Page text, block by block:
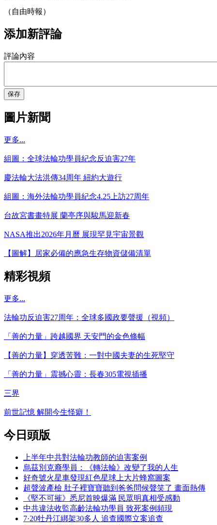
（自由時報）
添加新評論
評論內容
保存
圖片新聞
更多...
組圖：全球法輪功學員紀念反迫害27年
慶法輪大法洪傳34周年 紐約大遊行
組圖：海外法輪功學員紀念4.25上訪27周年
台故宮書畫特展 蘭亭序與駿馬迎新春
NASA推出2026年月曆 展現罕見宇宙景觀
【圖解】居家必備的應急生存物資儲備清單
精彩視頻
更多...
法輪功反迫害27周年：全球多國政要聲援（視頻）
「善的力量」跨越國界 天安門的金色條幅
【善的力量】穿透苦難：一對中國夫妻的生死堅守
「善的力量」震撼心靈：長春305電視插播
三界
前世記憶 解開今生怪癖！
今日頭版
上半年中共對法輪功教師的迫害案例
烏茲別克裔學員：《轉法輪》改變了我的人生
好奇號火星車發現紅色星球上大片蜂窩圖案
超聲波產檢 肚子裡寶寶聽到爸爸問候聲笑了 畫面熱傳
《堅不可摧》悉尼首映爆滿 民眾明真相受感動
中共違法收監高齡法輪功學員 致死案例頻現
7·20牡丹江綁架30多人 追查國際立案追查